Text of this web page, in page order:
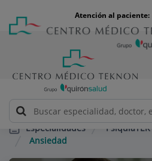
contenido
Menú
teléfono
cabecera
Atención al paciente:
Especialidades PsiquiaTEK
Ansiedad